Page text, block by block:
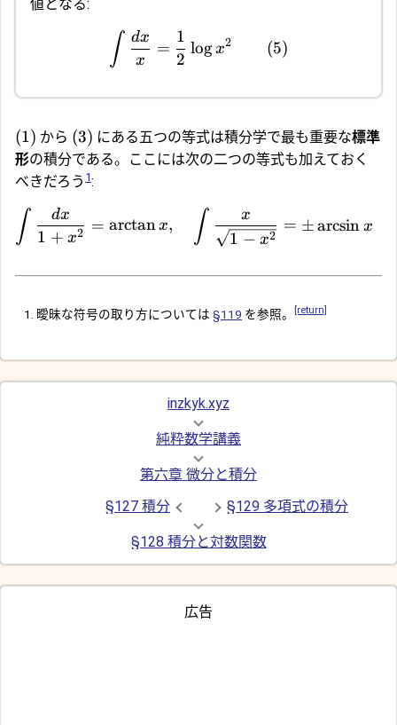
値となる:
∫ x
dx
=
2
1
logx2 (5)
(1) から (3) にある五つの等式は積分学で最も重要な標準
形の積分である。ここには次の二つの等式も加えておく
べきだろう 1:
∫ 1 + x2
dx
= arctanx, ∫ 1 − x2
x
= ±arcsin x
曖昧な符号の取り方については §119 を参照。 [return]
inzkyk.xyz
純粋数学講義
第六章 微分と積分
§127 積分
§129 多項式の積分
§128 積分と対数関数
広告